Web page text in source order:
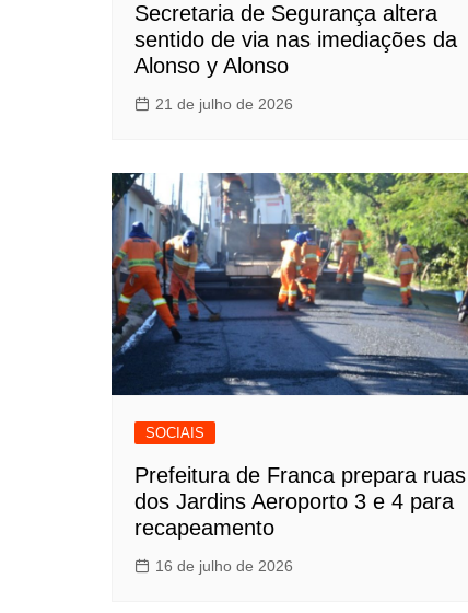
Secretaria de Segurança altera
sentido de via nas imediações da
Alonso y Alonso
21 de julho de 2026
SOCIAIS
Prefeitura de Franca prepara ruas
dos Jardins Aeroporto 3 e 4 para
recapeamento
16 de julho de 2026